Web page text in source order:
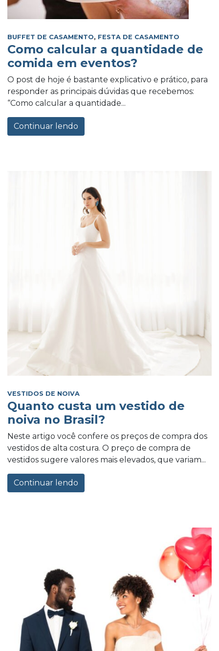
BUFFET DE CASAMENTO, FESTA DE CASAMENTO
Como calcular a quantidade de
comida em eventos?
O post de hoje é bastante explicativo e prático, para
responder as principais dúvidas que recebemos:
“Como calcular a quantidade...
Continuar lendo
VESTIDOS DE NOIVA
Quanto custa um vestido de
noiva no Brasil?
Neste artigo você confere os preços de compra dos
vestidos de alta costura. O preço de compra de
vestidos sugere valores mais elevados, que variam...
Continuar lendo